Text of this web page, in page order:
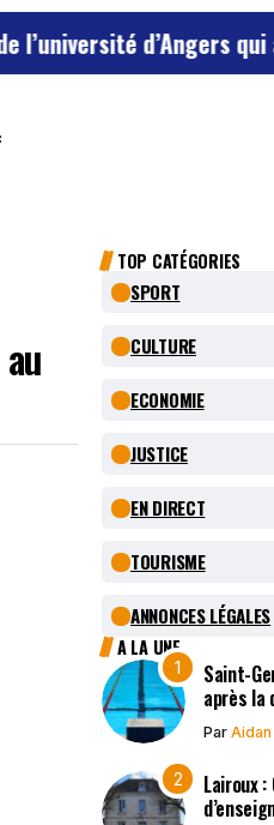
d’Angers qui avait traité
TOP CATÉGORIES
SPORT
CULTURE
ECONOMIE
JUSTICE
EN DIRECT
TOURISME
ANNONCES LÉGALES
A LA UNE
Saint-
après la
Par Aidan
Lairoux